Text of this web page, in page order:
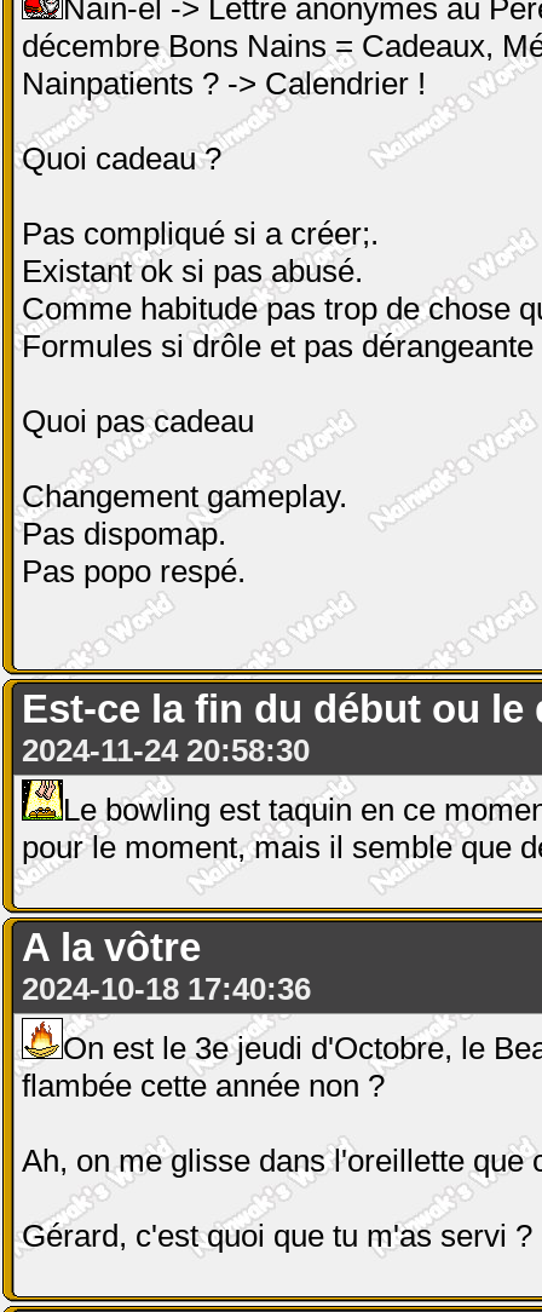
Nain-el -> Lettre anonymes au
décembre Bons Nains = Cadeaux,
Nainpatients ? -> Calendrier !
Quoi cadeau ?
Pas compliqué si a créer;.
Existant ok si pas abusé.
Comme habitude pas trop de chose
Formules si drôle et pas dérangeante
Quoi pas cadeau
Changement gameplay.
Pas dispomap.
Pas popo respé.
Est-ce la fin du début ou le
2024-11-24 20:58:30
Le bowling est taquin en ce
pour le moment, mais il semble que
A la vôtre
2024-10-18 17:40:36
On est le 3e jeudi d'Octobre, le
flambée cette année non ?
Ah, on me glisse dans l'oreillette que
Gérard, c'est quoi que tu m'as servi ?